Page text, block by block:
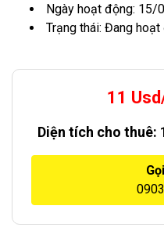
Ngày hoạt động: 15/
Trạng thái: Đang
11
Diện tích cho thuê: